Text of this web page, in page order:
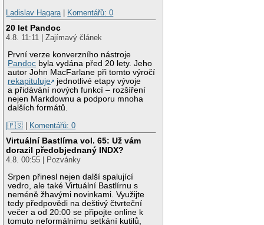
Ladislav Hagara | Komentářů: 0
20 let Pandoc
4.8. 11:11 | Zajímavý článek
První verze konverzního nástroje
Pandoc byla vydána před 20 lety. Jeho
autor John MacFarlane při tomto výročí
rekapituluje
jednotlivé etapy vývoje
a přidávání nových funkcí – rozšíření
nejen Markdownu a podporu mnoha
dalších formátů.
|🇵🇸 | Komentářů: 0
Virtuální Bastlírna vol. 65: Už vám
dorazil předobjednaný INDX?
4.8. 00:55 | Pozvánky
Srpen přinesl nejen další spalující
vedro, ale také Virtuální Bastlírnu s
neméně žhavými novinkami. Využijte
tedy předpovědi na deštivý čtvrteční
večer a od 20:00 se připojte online k
tomuto neformálnímu setkání kutilů,